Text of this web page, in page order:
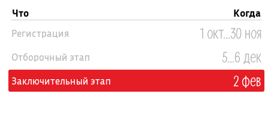
Что
Когда
Регистрация
1 окт...30 ноя
Отборочный этап 5...6 дек
Заключительный этап 2 фев